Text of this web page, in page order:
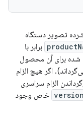
تصویر دستگاه
برابر با
شده برای آن محصول
اگر هیچ الزام
الزام سراسری
خاص وجود